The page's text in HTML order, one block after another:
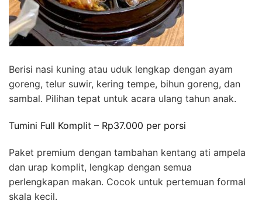
Berisi nasi kuning atau uduk lengkap dengan ayam
goreng, telur suwir, kering tempe, bihun goreng, dan
sambal. Pilihan tepat untuk acara ulang tahun anak.
Tumini Full Komplit – Rp37.000 per porsi
Paket premium dengan tambahan kentang ati ampela
dan urap komplit, lengkap dengan semua
perlengkapan makan. Cocok untuk pertemuan formal
skala kecil.